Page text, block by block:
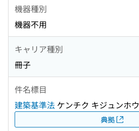
機器種別
機器不用
キャリア種別
冊子
件名標目
建築基準法 ケンチク キジュンホウ
典拠